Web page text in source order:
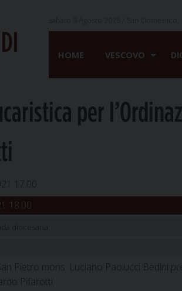
HOME VESCOVO
per
17:00
18:00
Pietro mons. Luciano Paolucci Bedini
Pifarotti